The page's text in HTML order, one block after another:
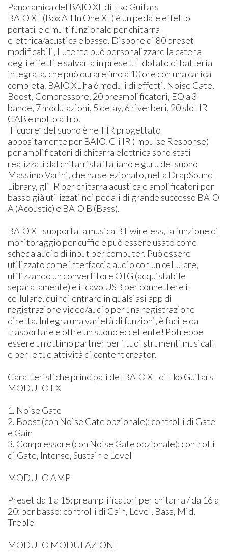
Panoramica del BAIO XL di Eko Guitars
BAIO XL (Box All In One XL) è un pedale effetto
portatile e multifunzionale per chitarra
elettrica/acustica e basso. Dispone di 80 preset
modificabili, l'utente può personalizzare la catena
degli effetti e salvarla in preset. È dotato di batteria
integrata, che può durare fino a 10 ore con una carica
completa. BAIO XL ha 6 moduli di effetti, Noise Gate,
Boost, Compressore, 20 preamplificatori, EQ a 3
bande, 7 modulazioni, 5 delay, 6 riverberi, 20 slot IR
CAB e molto altro.
Il “cuore” del suono è nell'IR progettato
appositamente per BAIO. Gli IR (Impulse Response)
per amplificatori di chitarra elettrica sono stati
realizzati dal chitarrista italiano e guru del suono
Massimo Varini, che ha selezionato, nella DrapSound
Library, gli IR per chitarra acustica e amplificatori per
basso già utilizzati nei pedali di grande successo BAIO
A (Acoustic) e BAIO B (Bass).
BAIO XL supporta la musica BT wireless, la funzione di
monitoraggio per cuffie e può essere usato come
scheda audio di input per computer. Può essere
utilizzato come interfaccia audio con un cellulare,
utilizzando un convertitore OTG (acquistabile
separatamente) e il cavo USB per connettere il
cellulare, quindi entrare in qualsiasi app di
registrazione video/audio per una registrazione
diretta. Integra una varietà di funzioni, è facile da
trasportare e offre un suono eccellente! Potrebbe
essere un ottimo partner per i tuoi strumenti musicali
e per le tue attività di content creator.
Caratteristiche principali del BAIO XL di Eko Guitars
MODULO FX
1. Noise Gate
2. Boost (con Noise Gate opzionale): controlli di Gate
e Gain
3. Compressore (con Noise Gate opzionale): controlli
di Gate, Intense, Sustain e Level
MODULO AMP
Preset da 1 a 15: preamplificatori per chitarra / da 16 a
20: per basso: controlli di Gain, Level, Bass, Mid,
Treble
MODULO MODULAZIONI